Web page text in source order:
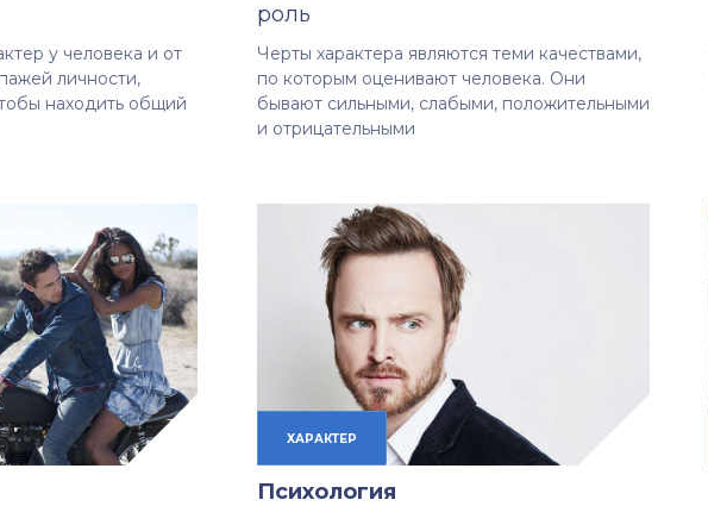
у человека и от
личности,
находить общий
роль
Черты характера являются теми качествами,
по которым оценивают человека. Они
бывают сильными, слабыми, положительными
и отрицательными
ХАРАКТЕР
Психология